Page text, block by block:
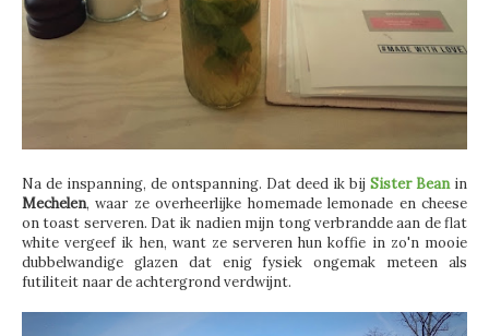
Na de inspanning, de ontspanning. Dat deed ik bij Sister Beanin
Mechelen, waar ze overheerlijke homemade lemonade en cheese
on toast serveren. Dat ik nadien mijn tong verbrandde aan de flat
white vergeef ik hen, want ze serveren hun koffie in zo'n mooie
dubbelwandige glazen dat enig fysiek ongemak meteen als
futiliteit naar de achtergrond verdwijnt.